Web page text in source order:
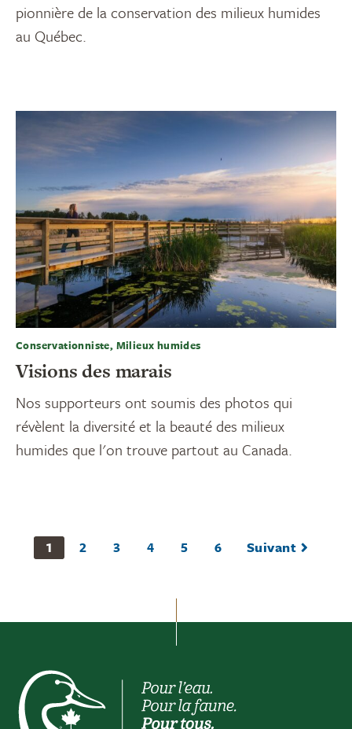
pionnière de la conservation des milieux humides
au Québec.
Conservationniste, Milieux humides
Visions des marais
Nos supporteurs ont soumis des photos qui
révèlent la diversité et la beauté des milieux
humides que l'on trouve partout au Canada.
1 2 3 4 5 6 Suivant